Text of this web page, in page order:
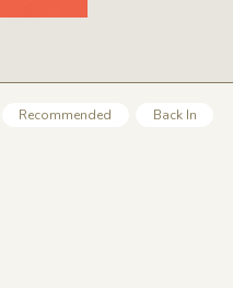
Recommended Back In